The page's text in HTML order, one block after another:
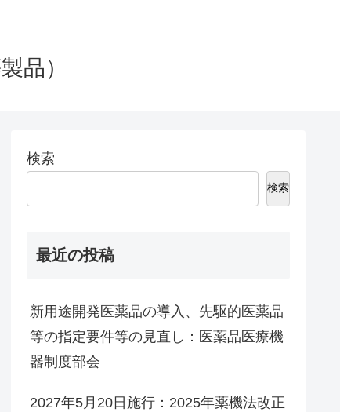
品）
検索
検索
最近の投稿
新用途開発医薬品の導入、先駆的医薬品
等の指定要件等の見直し：医薬品医療機
器制度部会
2027年5月20日施行：2025年薬機法改正